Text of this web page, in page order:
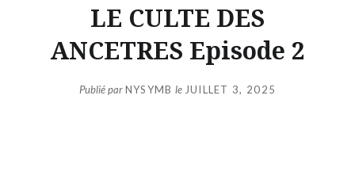
LE CULTE DES
ANCETRES Episode 2
Publié parNYSYMB le JUILLET 3, 2025